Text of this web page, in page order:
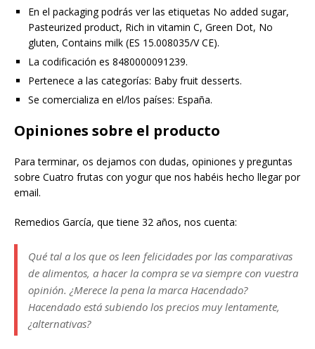
En el packaging podrás ver las etiquetas No added sugar,
Pasteurized product, Rich in vitamin C, Green Dot, No
gluten, Contains milk (ES 15.008035/V CE).
La codificación es 8480000091239.
Pertenece a las categorías: Baby fruit desserts.
Se comercializa en el/los países: España.
Opiniones sobre el producto
Para terminar, os dejamos con dudas, opiniones y preguntas
sobre Cuatro frutas con yogur que nos habéis hecho llegar por
email.
Remedios García, que tiene 32 años, nos cuenta:
Qué tal a los que os leen felicidades por las comparativas
de alimentos, a hacer la compra se va siempre con vuestra
opinión. ¿Merece la pena la marca Hacendado?
Hacendado está subiendo los precios muy lentamente,
¿alternativas?